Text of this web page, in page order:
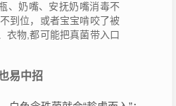
、奶嘴、安抚奶嘴消毒不
到位，或者宝宝啃咬了被
衣物,都可能把真菌带入口
易中招